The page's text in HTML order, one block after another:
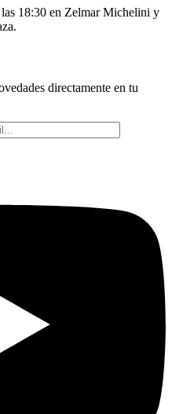
las 18:30 en Zelmar Michelini y
directamente en tu